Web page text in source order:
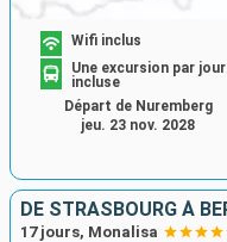
Wifi inclus
Une excursion par jour
incluse
Départ de Nuremberg
jeu. 23 nov. 2028
17 jours, Monalisa